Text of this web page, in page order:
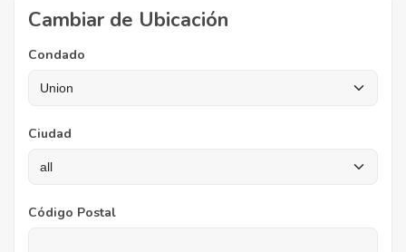
Cambiar de Ubicación
Condado
Ciudad
Código Postal